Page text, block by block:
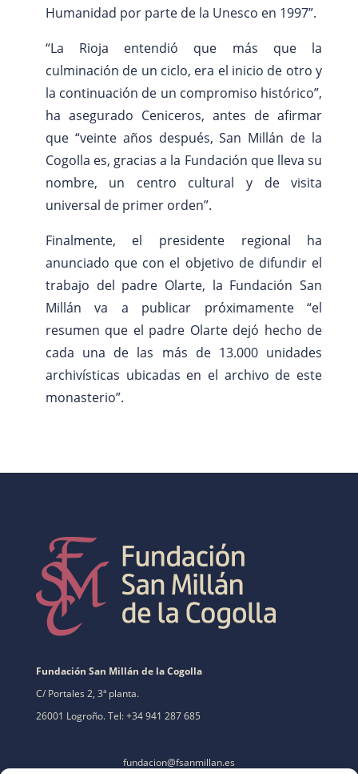
Humanidad por parte de la Unesco en 1997”.
“La Rioja entendió que más que la
culminación de un ciclo, era el inicio de otro y
la continuación de un compromiso histórico”,
ha asegurado Ceniceros, antes de afirmar
que “veinte años después, San Millán de la
Cogolla es, gracias a la Fundación que lleva su
nombre, un centro cultural y de visita
universal de primer orden”.
Finalmente, el presidente regional ha
anunciado que con el objetivo de difundir el
trabajo del padre Olarte, la Fundación San
Millán va a publicar próximamente “el
resumen que el padre Olarte dejó hecho de
cada una de las más de 13.000 unidades
archivísticas ubicadas en el archivo de este
monasterio”.
Fundación San Millán de la Cogolla
C/ Portales 2, 3ª planta.
26001 Logroño. Tel: +34 941 287 685
fundacion@fsanmillan.es